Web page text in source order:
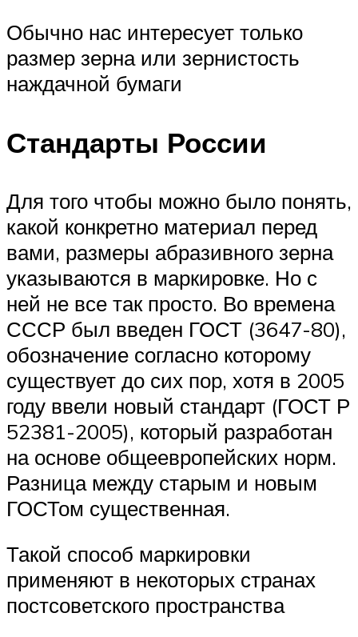
Обычно нас интересует только
размер зерна или зернистость
наждачной бумаги
Стандарты России
Для того чтобы можно было понять,
какой конкретно материал перед
вами, размеры абразивного зерна
указываются в маркировке. Но с
ней не все так просто. Во времена
СССР был введен ГОСТ (3647-80),
обозначение согласно которому
существует до сих пор, хотя в 2005
году ввели новый стандарт (ГОСТ Р
52381-2005), который разработан
на основе общеевропейских норм.
Разница между старым и новым
ГОСТом существенная.
Такой способ маркировки
применяют в некоторых странах
постсоветского пространства